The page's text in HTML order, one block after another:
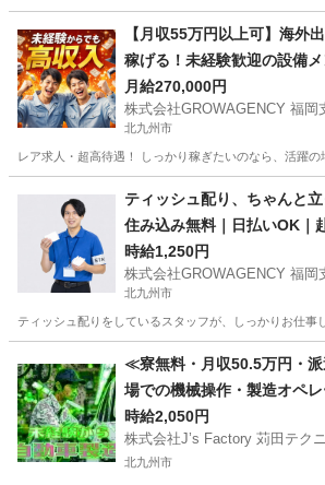
その他 スタッフ
【月収55万円以上可】海外
稼げる！未経験歓迎の設備
月給270,000円
株式会社GROWAGENCY 福岡
北九州市
レア求人・超高待遇！ しっかり稼ぎたいのなら、活躍
海外出張
ティッシュ配り、ちゃんと立
住み込み無料｜日払いOK｜
時給1,250円
株式会社GROWAGENCY 福岡
北九州市
ティッシュ配りをしているスタッフが、しっかりお仕
その他 ティッシュ
≪寮無料・月収50.5万円・
場での機械操作・製造オペ
時給2,050円
株式会社J’s Factory 苅田テク
北九州市